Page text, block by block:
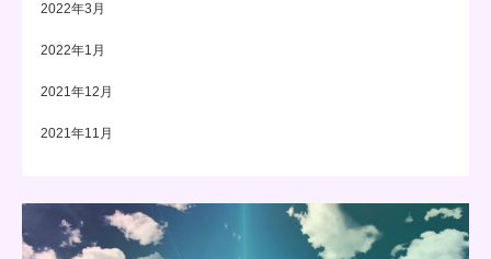
2022年3月
2022年1月
2021年12月
2021年11月